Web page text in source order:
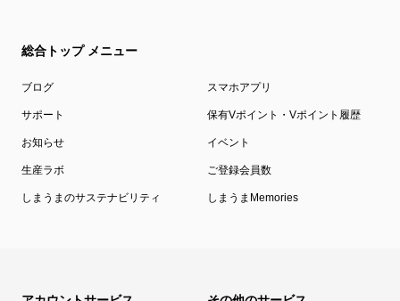
総合トップ メニュー
ブログ スマホアプリ
サポート 保有Vポイント・Vポイント履歴
お知らせ イベント
生産ラボ ご登録会員数
しまうまのサステナビリティ しまうまMemories